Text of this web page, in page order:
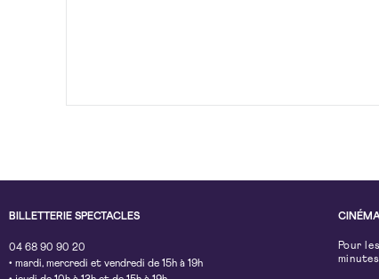
BILLETTERIE SPECTACLES
04 68 90 90 20
• mardi, mercredi et vendredi de 15h à 19h
Pour